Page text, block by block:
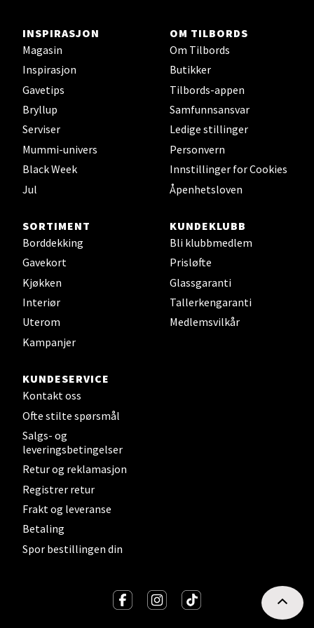
INSPIRASJON
Magasin
Inspirasjon
Gavetips
Bryllup
Serviser
Mummi-univers
Black Week
Jul
OM TILBORDS
Om Tilbords
Butikker
Tilbords-appen
Samfunnsansvar
Ledige stillinger
Personvern
Innstillinger for Cookies
Åpenhetsloven
SORTIMENT
Borddekking
Gavekort
Kjøkken
Interiør
Uterom
Kampanjer
KUNDEKLUBB
Bli klubbmedlem
Prisløfte
Glassgaranti
Tallerkengaranti
Medlemsvilkår
KUNDESERVICE
Kontakt oss
Ofte stilte spørsmål
Salgs- og
leveringsbetingelser
Retur og reklamasjon
Registrer retur
Frakt og leveranse
Betaling
Spor bestillingen din
Ski - Thon Senter Ski
Ski Storsenter, Jernbanesvingen 6, 1400 Ski
Åpent i dag 10-21
Velg
Sortland - Sortland Storsenter
Strangata 26, 8400 Sortland
Åpent i dag 10-19
Steinkjer - Thon Senter Steinkjer
Sjøfartsgata 2, 7714 Steinkjer
1 i butikk